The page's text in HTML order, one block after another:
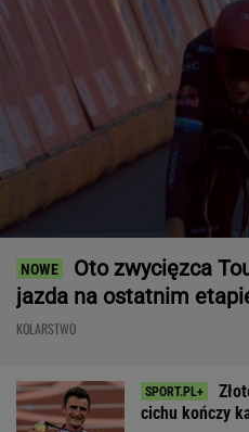
Oto zwycięzca
jazda na ostatnim
KOLARSTWO
cichu kończy